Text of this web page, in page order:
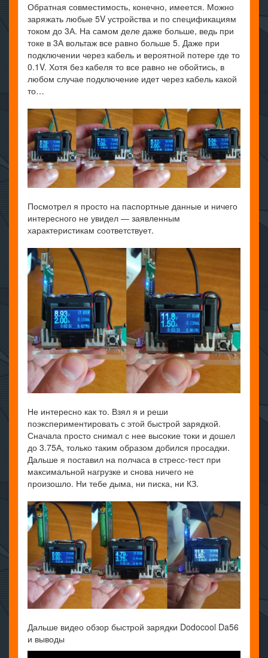
Обратная совместимость, конечно, имеется. Можно
заряжать любые 5V устройства и по спецификациям
током до 3А. На самом деле даже больше, ведь при
токе в 3А вольтаж все равно больше 5. Даже при
подключении через кабель и вероятной потере где то
0.1V. Хотя без кабеля то все равно не обойтись, в
любом случае подключение идет через кабель какой
то…
Посмотрел я просто на паспортные данные и ничего
интересного не увидел — заявленным
характеристикам соответствует.
Не интересно как то. Взял я и реши
поэкспериментировать с этой быстрой зарядкой.
Сначала просто снимал с нее высокие токи и дошел
до 3.75А, только таким образом добился просадки.
Дальше я поставил на полчаса в стресс-тест при
максимальной нагрузке и снова ничего не
произошло. Ни тебе дыма, ни писка, ни КЗ.
Дальше видео обзор быстрой зарядки Dodocool Da56
и выводы